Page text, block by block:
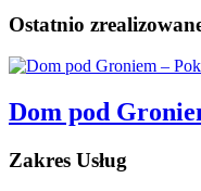
Ostatnio
Dom pod
Zakres Usług